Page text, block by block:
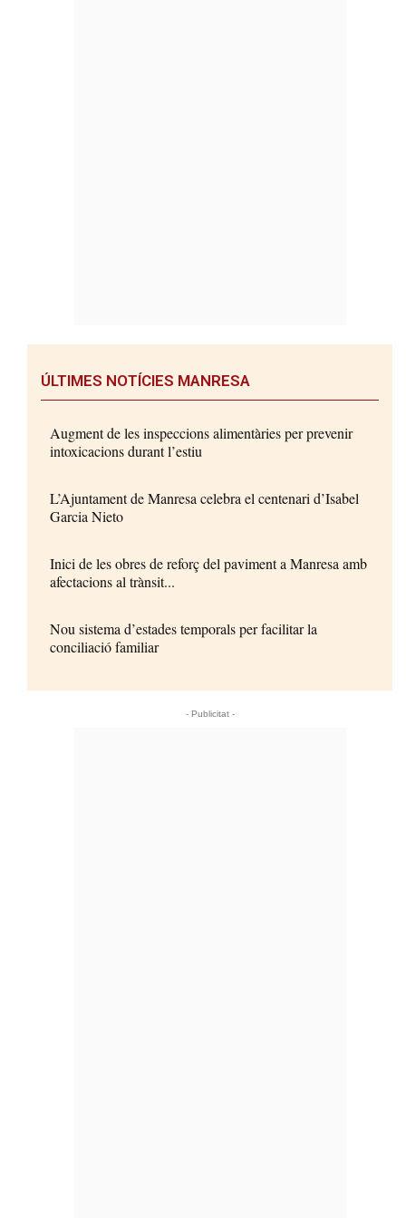
ÚLTIMES NOTÍCIES MANRESA
Augment de les inspeccions alimentàries per prevenir
intoxicacions durant l’estiu
L’Ajuntament de Manresa celebra el centenari d’Isabel
Garcia Nieto
Inici de les obres de reforç del paviment a Manresa amb
afectacions al trànsit...
Nou sistema d’estades temporals per facilitar la
conciliació familiar
- Publicitat -